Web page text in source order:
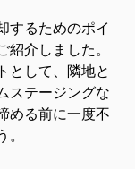
するためのポイ
紹介しました。
として、隣地と
ステージングな
める前に一度不
。